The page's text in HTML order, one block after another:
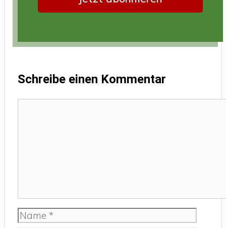
Schreibe einen Kommentar
Name